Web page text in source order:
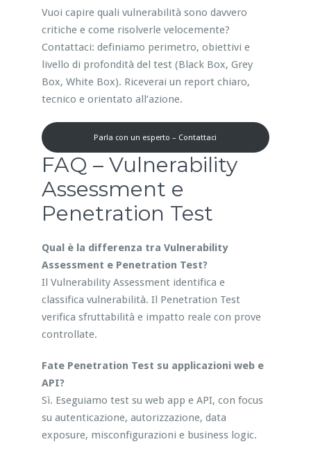
Vuoi capire quali vulnerabilità sono davvero
critiche e come risolverle velocemente?
Contattaci: definiamo perimetro, obiettivi e
livello di profondità del test (Black Box, Grey
Box, White Box). Riceverai un report chiaro,
tecnico e orientato all’azione.
Parla con un esperto – Contattaci
FAQ – Vulnerability
Assessment e
Penetration Test
Qual è la differenza tra Vulnerability
Assessment e Penetration Test?
Il Vulnerability Assessment identifica e
classifica vulnerabilità. Il Penetration Test
verifica sfruttabilità e impatto reale con prove
controllate.
Fate Penetration Test su applicazioni web e
API?
Sì. Eseguiamo test su web app e API, con focus
su autenticazione, autorizzazione, data
exposure, misconfigurazioni e business logic.